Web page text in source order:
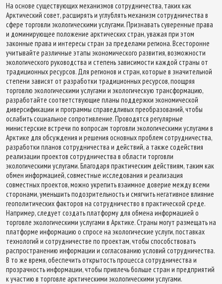
На основе существующих механизмов сотрудничества, таких как
Арктический совет, расширять и углублять механизм сотрудничества в
сфере торговли экологическими услугами. Признавать суверенные права
и доминирующее положение арктических стран, уважая при этом
законные права и интересы стран за пределами региона. Всесторонне
учитывайте различные этапы экономического развития, возможности
экологического руководства и степень зависимости каждой страны от
традиционных ресурсов. Для регионов и стран, которые в значительной
степени зависят от разработки традиционных ресурсов, поощряя
торговлю экологическими услугами и экологическую трансформацию,
разработайте соответствующие планы поддержки экономической
диверсификации и программы справедливых преобразований, чтобы
ослабить социальное сопротивление. Проводятся регулярные
министерские встречи по вопросам торговли экологическими услугами в
Арктике для обсуждения и решения основных проблем сотрудничества,
разработки планов сотрудничества и действий, а также содействия
реализации проектов сотрудничества в области торговли
экологическими услугами. Благодаря практическим действиям, таким как
обмен информацией, совместные исследования и реализация
совместных проектов, можно укрепить взаимное доверие между всеми
сторонами, уменьшить подозрительность и смягчить негативное влияние
геополитических факторов на сотрудничество в практической среде.
Например, следует создать платформу для обмена информацией о
торговле экологическими услугами в Арктике. Страны могут размещать на
платформе информацию о спросе на экологические услуги, поставках
технологий и сотрудничестве по проектам, чтобы способствовать
распространению информации и согласованию условий сотрудничества.
В то же время, обеспечить открытость процесса сотрудничества и
прозрачность информации, чтобы привлечь больше стран и предприятий
к участию в торговле арктическими экологическими услугами.